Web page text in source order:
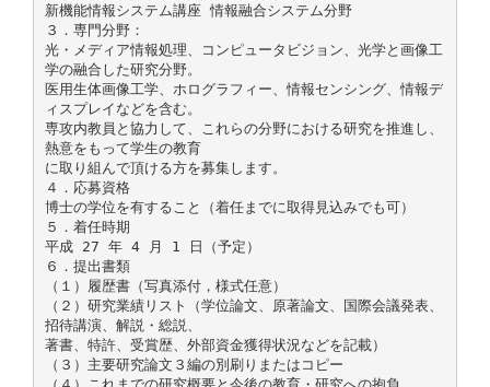
新機能情報システム講座 情報融合システム分野
３．専門分野：
光・メディア情報処理、コンピュータビジョン、光学と画像工
学の融合した研究分野。
医用生体画像工学、ホログラフィー、情報センシング、情報デ
ィスプレイなどを含む。
専攻内教員と協力して、これらの分野における研究を推進し、
熱意をもって学生の教育
に取り組んで頂ける方を募集します。
４．応募資格
博士の学位を有すること（着任までに取得見込みでも可）
５．着任時期
平成 27 年 4 月 1 日（予定）
６．提出書類
（１）履歴書（写真添付，様式任意）
（２）研究業績リスト（学位論文、原著論文、国際会議発表、
招待講演、解説・総説、
著書、特許、受賞歴、外部資金獲得状況などを記載）
（３）主要研究論文３編の別刷りまたはコピー
（４）これまでの研究概要と今後の教育・研究への抱負